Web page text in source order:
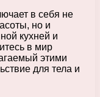
в себя не
но и
кухней и
в мир
этими
для тела и